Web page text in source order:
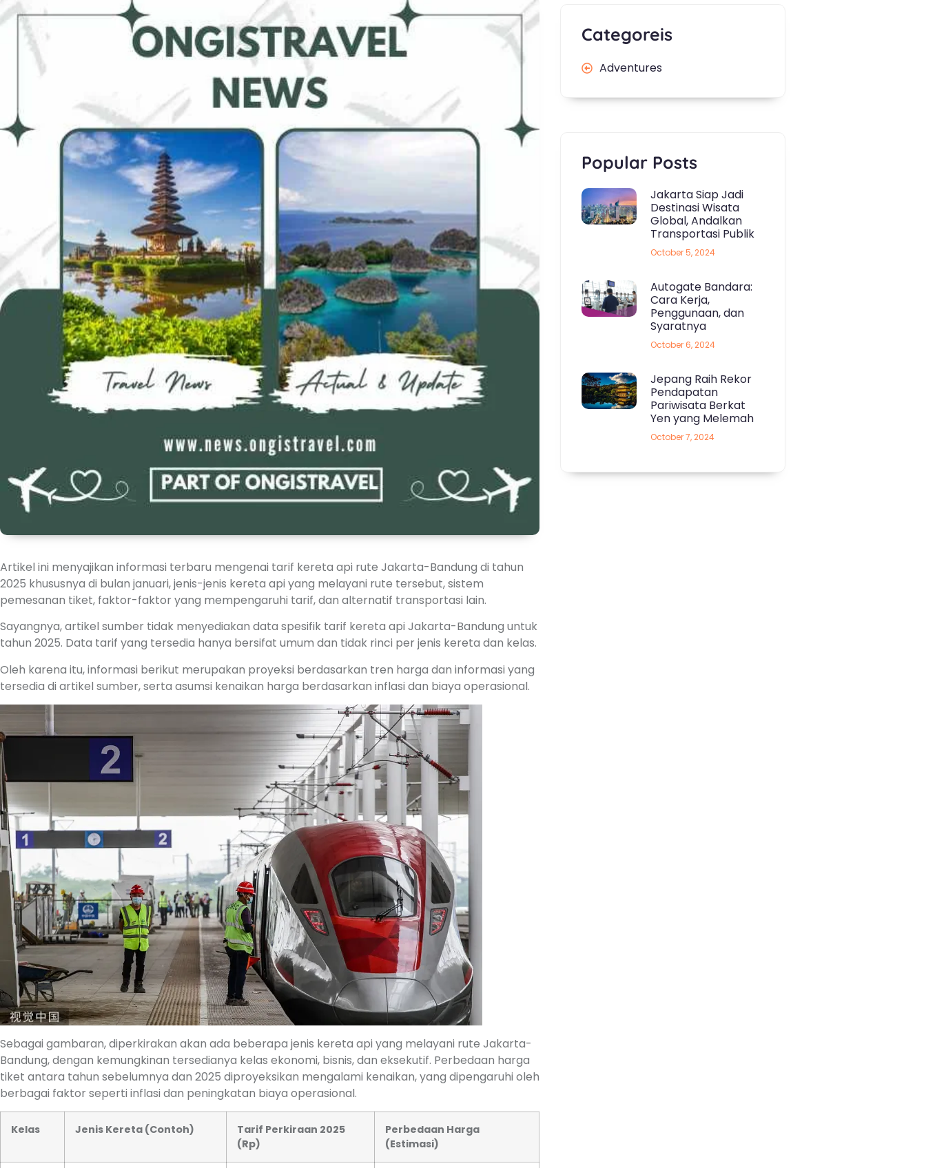
Artikel ini menyajikan informasi terbaru mengenai tarif kereta api rute Jakarta-Bandung di tahun
2025 khususnya di bulan januari, jenis-jenis kereta api yang melayani rute tersebut, sistem
pemesanan tiket, faktor-faktor yang mempengaruhi tarif, dan alternatif transportasi lain.
Sayangnya, artikel sumber tidak menyediakan data spesifik tarif kereta api Jakarta-Bandung untuk
tahun 2025. Data tarif yang tersedia hanya bersifat umum dan tidak rinci per jenis kereta dan kelas.
Oleh karena itu, informasi berikut merupakan proyeksi berdasarkan tren harga dan informasi yang
tersedia di artikel sumber, serta asumsi kenaikan harga berdasarkan inflasi dan biaya operasional.
Sebagai gambaran, diperkirakan akan ada beberapa jenis kereta api yang melayani rute Jakarta-
Bandung, dengan kemungkinan tersedianya kelas ekonomi, bisnis, dan eksekutif. Perbedaan harga
tiket antara tahun sebelumnya dan 2025 diproyeksikan mengalami kenaikan, yang dipengaruhi oleh
berbagai faktor seperti inflasi dan peningkatan biaya operasional.
Kelas Jenis Kereta (Contoh)
Tarif Perkiraan 2025
(Rp)
Perbedaan Harga
(Estimasi)
Categoreis
Adventures
Popular Posts
Jakarta Siap Jadi
Destinasi Wisata
Global, Andalkan
Transportasi Publik
October 5, 2024
Autogate Bandara:
Cara Kerja,
Penggunaan, dan
Syaratnya
October 6, 2024
Jepang Raih Rekor
Pendapatan
Pariwisata Berkat
Yen yang Melemah
October 7, 2024